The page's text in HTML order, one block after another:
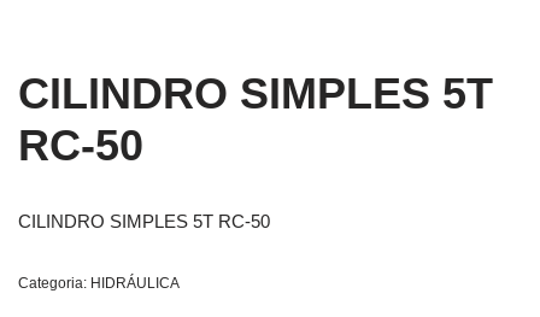
CILINDRO SIMPLES 5T
RC-50
CILINDRO SIMPLES 5T RC-50
Categoria: HIDRÁULICA